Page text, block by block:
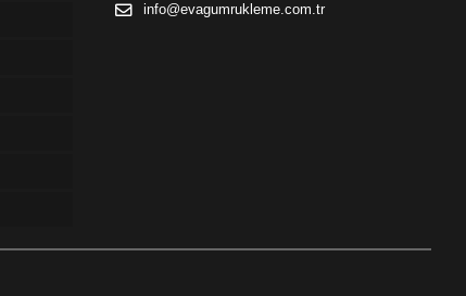
info@evagumrukleme.com.tr